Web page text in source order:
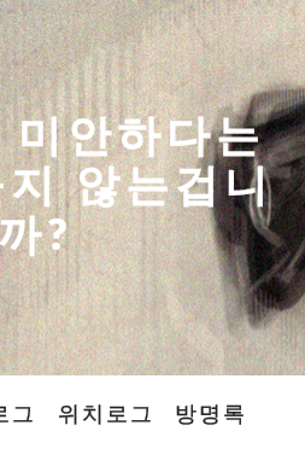
미안하다는
않는겁니
?
그 위치로그 방명록